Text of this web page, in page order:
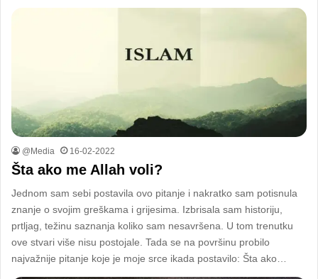
@Media 16-02-2022
Šta ako me Allah voli?
Jednom sam sebi postavila ovo pitanje i nakratko sam potisnula
znanje o svojim greškama i grijesima. Izbrisala sam historiju,
prtljag, težinu saznanja koliko sam nesavršena. U tom trenutku
ove stvari više nisu postojale. Tada se na površinu probilo
najvažnije pitanje koje je moje srce ikada postavilo: Šta ako…